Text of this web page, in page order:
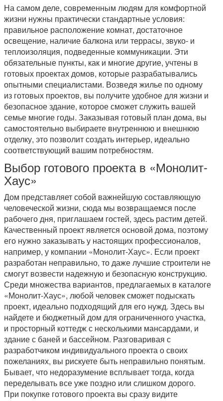
На самом деле, современным людям для комфортной
жизни нужны практически стандартные условия:
правильное расположение комнат, достаточное
освещение, наличие балкона или террасы, звуко- и
теплоизоляция, подведенные коммуникации. Эти
обязательные пункты, как и многие другие, учтены в
готовых проектах домов, которые разрабатывались
опытными специалистами. Возведя жилье по одному
из готовых проектов, вы получите удобное для жизни и
безопасное здание, которое сможет служить вашей
семье многие годы. Заказывая готовый план дома, вы
самостоятельно выбираете внутреннюю и внешнюю
отделку, это позволит создать интерьер, идеально
соответствующий вашим потребностям.
Выбор готового проекта в «Монолит-
Хаус»
Дом представляет собой важнейшую составляющую
человеческой жизни, сюда мы возвращаемся после
рабочего дня, приглашаем гостей, здесь растим детей.
Качественный проект является основой дома, поэтому
его нужно заказывать у настоящих профессионалов,
например, у компании «Монолит-Хаус». Если проект
разработан неправильно, то даже лучшие строители не
смогут возвести надежную и безопасную конструкцию.
Среди множества вариантов, предлагаемых в каталоге
«Монолит-Хаус», любой человек сможет подыскать
проект, идеально подходящий для его нужд. Здесь вы
найдете и бюджетный дом для ограниченного участка,
и просторный коттедж с несколькими мансардами, и
здание с баней и бассейном. Разговаривая с
разработчиком индивидуального проекта о своих
пожеланиях, вы рискуете быть неправильно понятым.
Бывает, что недоразумение всплывает тогда, когда
переделывать все уже поздно или слишком дорого.
При покупке готового проекта вы сразу видите